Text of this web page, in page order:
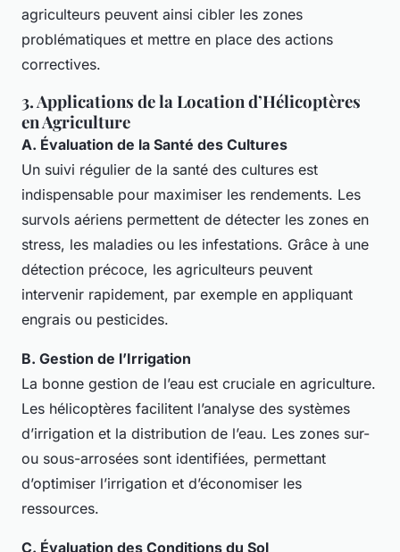
agriculteurs peuvent ainsi cibler les zones
problématiques et mettre en place des actions
correctives.
3. Applications de la Location d’Hélicoptères
en Agriculture
A. Évaluation de la Santé des Cultures
Un suivi régulier de la santé des cultures est
indispensable pour maximiser les rendements. Les
survols aériens permettent de détecter les zones en
stress, les maladies ou les infestations. Grâce à une
détection précoce, les agriculteurs peuvent
intervenir rapidement, par exemple en appliquant
engrais ou pesticides.
B. Gestion de l’Irrigation
La bonne gestion de l’eau est cruciale en agriculture.
Les hélicoptères facilitent l’analyse des systèmes
d’irrigation et la distribution de l’eau. Les zones sur-
ou sous-arrosées sont identifiées, permettant
d’optimiser l’irrigation et d’économiser les
ressources.
C. Évaluation des Conditions du Sol